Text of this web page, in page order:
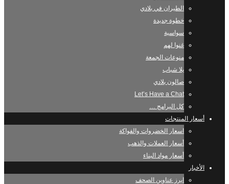
الطيران في بلادي
خطوة جديدة
سواسية
غنوا لهم
منوعات الجمعة
يلا شباب
صالون بلادي
Let’s Have a Chat
كل البرامج …
أسعار المنتجات
اسعار الخضروات والفواكة
أسعار العملات والذهب
أسعار مواد البناء
الأخبار
ابرز عناوين الصحف